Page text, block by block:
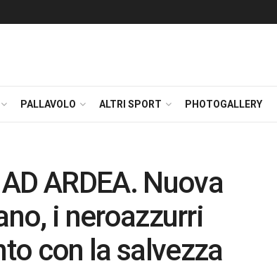
PALLAVOLO ALTRI SPORT PHOTOGALLERY
ARDEA. Nuova
i neroazzurri
con la salvezza